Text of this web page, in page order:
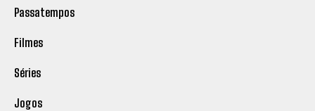
Passatempos
Filmes
Séries
Jogos